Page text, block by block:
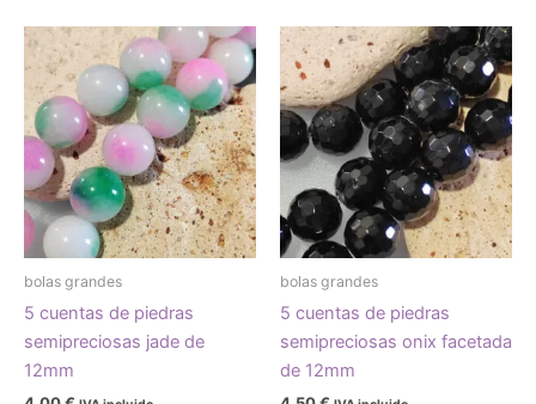
bolas grandes
5 cuentas de piedras
semipreciosas jade de
12mm
bolas grandes
5 cuentas de piedras
semipreciosas onix facetada
de 12mm